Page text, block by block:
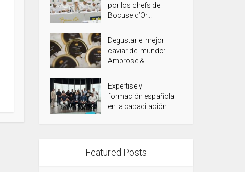
por los chefs del
Bocuse d’Or...
Degustar el mejor
caviar del mundo:
Ambrose &...
Expertise y
formación española
en la capacitación...
Featured Posts